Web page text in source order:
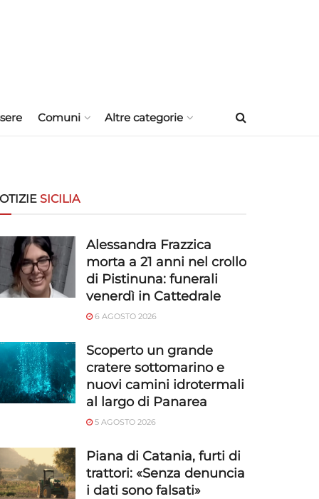
Comuni Altre categorie
SICILIA
Alessandra Frazzica
morta a 21 anni nel crollo
di Pistinuna: funerali
venerdì in Cattedrale
6 AGOSTO 2026
Scoperto un grande
cratere sottomarino e
nuovi camini idrotermali
al largo di Panarea
5 AGOSTO 2026
Piana di Catania, furti di
trattori: «Senza denuncia
i dati sono falsati»